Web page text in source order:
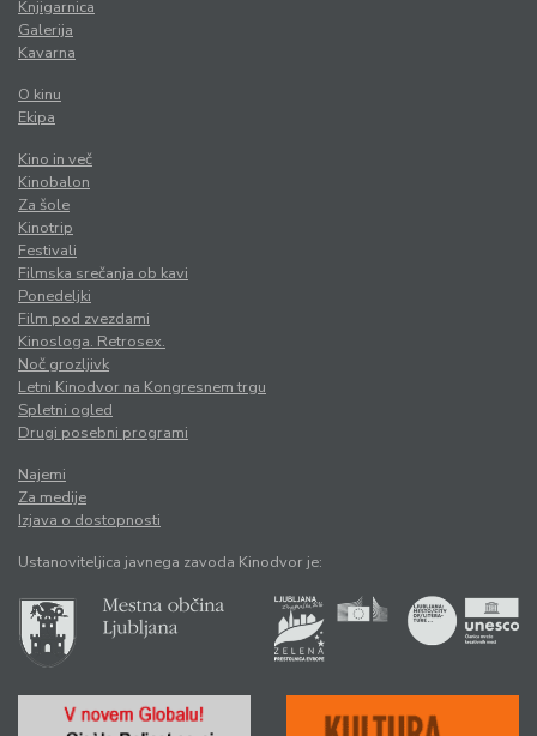
Knjigarnica
Galerija
Kavarna
O kinu
Ekipa
Kino in več
Kinobalon
Za šole
Kinotrip
Festivali
Filmska srečanja ob kavi
Ponedeljki
Film pod zvezdami
Kinosloga. Retrosex.
Noč grozljivk
Letni Kinodvor na Kongresnem trgu
Spletni ogled
Drugi posebni programi
Najemi
Za medije
Izjava o dostopnosti
Ustanoviteljica javnega zavoda Kinodvor je: